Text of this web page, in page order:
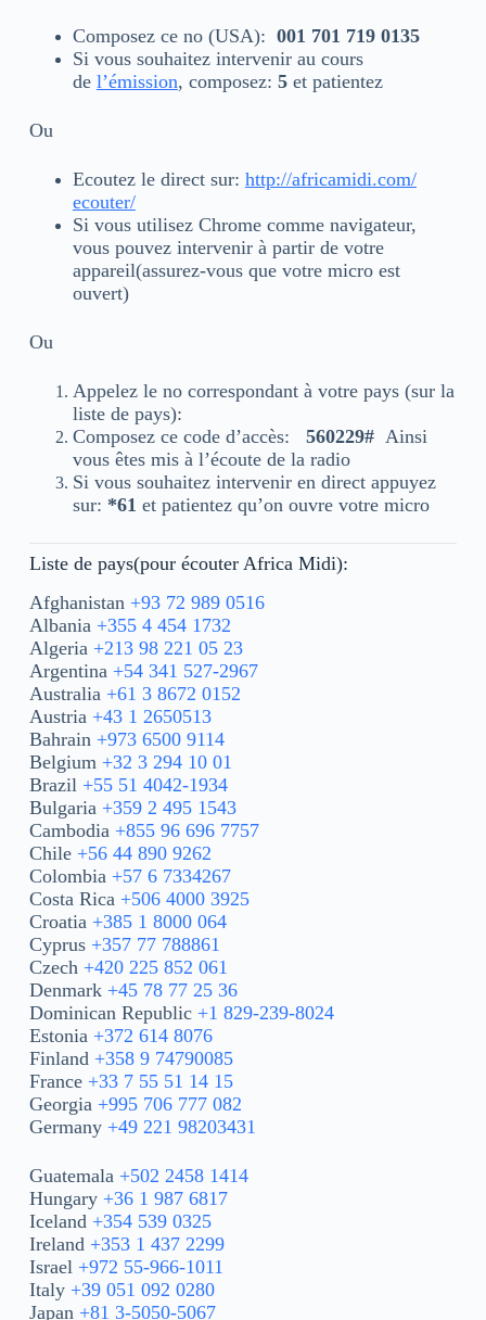
Composez ce no (USA): 001 701 719 0135
Si vous souhaitez intervenir au cours
de l’émission, composez: 5 et patientez
Ou
Ecoutez le direct sur: http://africamidi.com/
ecouter/
Si vous utilisez Chrome comme navigateur,
vous pouvez intervenir à partir de votre
appareil(assurez-vous que votre micro est
ouvert)
Ou
Appelez le no correspondant à votre pays (sur la
liste de pays):
Composez ce code d’accès: 560229#Ainsi
vous êtes mis à l’écoute de la radio
Si vous souhaitez intervenir en direct appuyez
sur: *61 et patientez qu’on ouvre votre micro
Liste de pays(pour écouter Africa Midi):
Afghanistan +93 72 989 0516
Albania +355 4 454 1732
Algeria +213 98 221 05 23
Argentina +54 341 527-2967
Australia +61 3 8672 0152
Austria +43 1 2650513
Bahrain +973 6500 9114
Belgium +32 3 294 10 01
Brazil +55 51 4042-1934
Bulgaria +359 2 495 1543
Cambodia +855 96 696 7757
Chile +56 44 890 9262
Colombia +57 6 7334267
Costa Rica +506 4000 3925
Croatia +385 1 8000 064
Cyprus +357 77 788861
Czech +420 225 852 061
Denmark +45 78 77 25 36
Dominican Republic +1 829-239-8024
Estonia +372 614 8076
Finland +358 9 74790085
France +33 7 55 51 14 15
Georgia +995 706 777 082
Germany +49 221 98203431
Guatemala +502 2458 1414
Hungary +36 1 987 6817
Iceland +354 539 0325
Ireland +353 1 437 2299
Israel +972 55-966-1011
Italy +39 051 092 0280
Japan +81 3-5050-5067